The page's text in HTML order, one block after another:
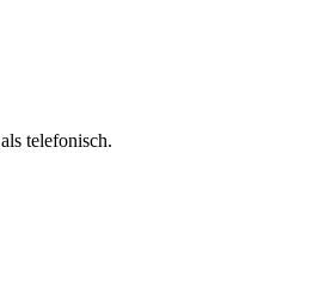
als telefonisch.